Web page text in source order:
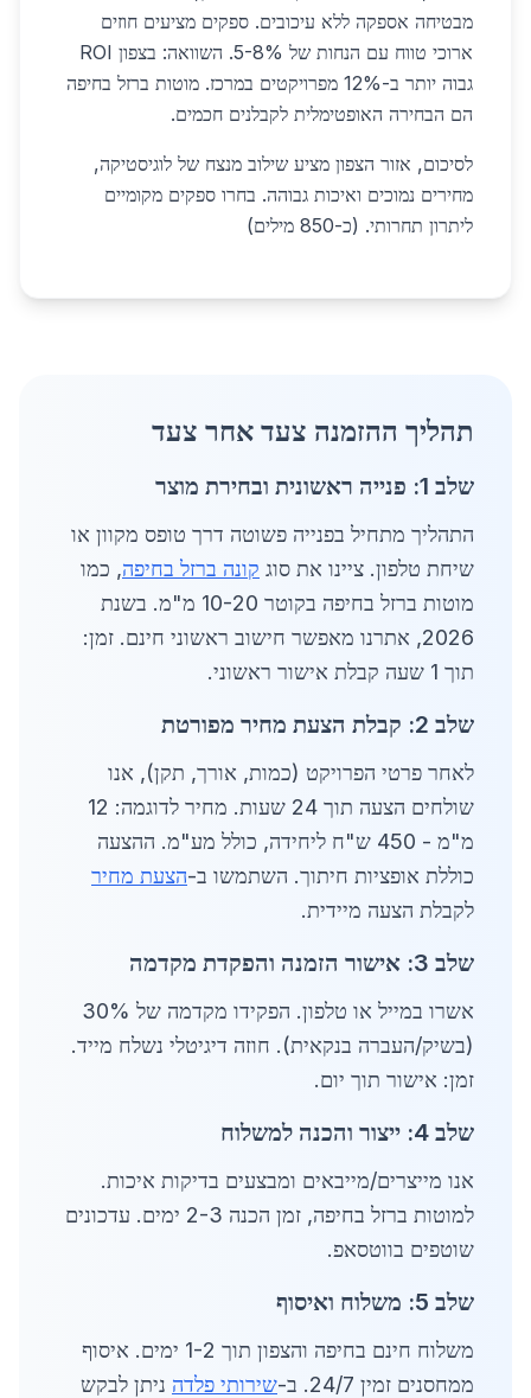
מבטיחה אספקה ללא עיכובים. ספקים מציעים חוזים
ארוכי טווח עם הנחות של 5-8%. השוואה: בצפון ROI
גבוה יותר ב-12% מפרויקטים במרכז. מוטות ברזל בחיפה
הם הבחירה האופטימלית לקבלנים חכמים.
לסיכום, אזור הצפון מציע שילוב מנצח של לוגיסטיקה,
מחירים נמוכים ואיכות גבוהה. בחרו ספקים מקומיים
ליתרון תחרותי. (כ-850 מילים)
תהליך ההזמנה צעד אחר צעד
שלב 1: פנייה ראשונית ובחירת מוצר
התהליך מתחיל בפנייה פשוטה דרך טופס מקוון או
שיחת טלפון. ציינו את סוג קונה ברזל בחיפה, כמו
מוטות ברזל בחיפה בקוטר 10-20 מ"מ. בשנת
2026, אתרנו מאפשר חישוב ראשוני חינם. זמן:
תוך 1 שעה קבלת אישור ראשוני.
שלב 2: קבלת הצעת מחיר מפורטת
לאחר פרטי הפרויקט (כמות, אורך, תקן), אנו
שולחים הצעה תוך 24 שעות. מחיר לדוגמה: 12
מ"מ - 450 ש"ח ליחידה, כולל מע"מ. ההצעה
כוללת אופציות חיתוך. השתמשו ב-הצעת מחיר
לקבלת הצעה מיידית.
שלב 3: אישור הזמנה והפקדת מקדמה
אשרו במייל או טלפון. הפקידו מקדמה של 30%
(בשיק/העברה בנקאית). חוזה דיגיטלי נשלח מייד.
זמן: אישור תוך יום.
שלב 4: ייצור והכנה למשלוח
אנו מייצרים/מייבאים ומבצעים בדיקות איכות.
למוטות ברזל בחיפה, זמן הכנה 2-3 ימים. עדכונים
שוטפים בווטסאפ.
שלב 5: משלוח ואיסוף
משלוח חינם בחיפה והצפון תוך 1-2 ימים. איסוף
ממחסנים זמין 24/7. ב-
שירותי פלדה ניתן לבקש